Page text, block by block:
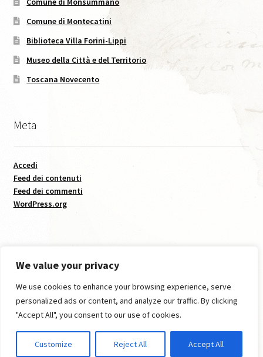
We value your privacy
We use cookies to enhance your browsing experience, serve
personalized ads or content, and analyze our traffic. By clicking
"Accept All", you consent to our use of cookies.
Customize Reject All Accept All
Eventi in Corso
I Numeri della Rivista
Caffè Storico, II, Settembre 2016
Caffè Storico, IV, Dicembre 2017
I numeri di Ante Litteram
Informativa estesa Cookie policy
Intro Carte Svelate
Comune di Montecatini
Biblioteca Villa Forini-Lippi
Museo della Città e del Territorio
Toscana Novecento
Meta
Accedi
Feed dei contenuti
Feed dei commenti
WordPress.org
© Istituto Storico Lucchese 2026
Creato con Storefront.